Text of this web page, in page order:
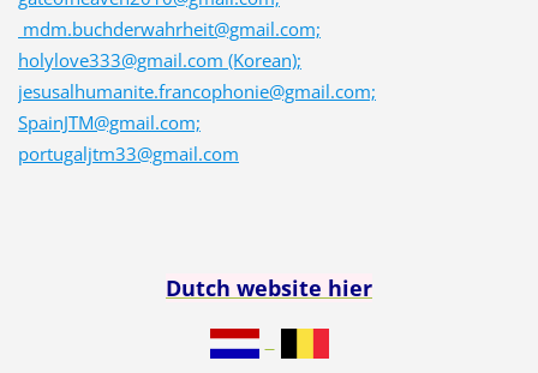
mdm.buchderwahrheit@gmail.com;
holylove333@gmail.com (Korean);
jesusalhumanite.francophonie@gmail.com;
SpainJTM@gmail.com;
portugaljtm33@gmail.com
Dutch website hier